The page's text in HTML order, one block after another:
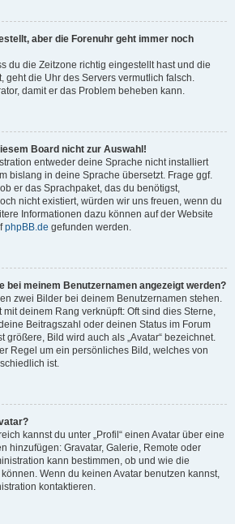
aber die Forenuhr geht immer noch
du die Zeitzone richtig eingestellt hast und die
geht die Uhr des Servers vermutlich falsch.
damit er das Problem beheben kann.
Board nicht zur Auswahl!
entweder deine Sprache nicht installiert
bislang in deine Sprache übersetzt. Frage ggf.
er das Sprachpaket, das du benötigst,
nicht existiert, würden wir uns freuen, wenn du
Informationen dazu können auf der Website
phpBB.de gefunden werden.
bei meinem Benutzernamen angezeigt werden?
zwei Bilder bei deinem Benutzernamen stehen.
mit deinem Rang verknüpft: Oft sind dies Sterne,
Beitragszahl oder deinen Status im Forum
größere, Bild wird auch als „Avatar“ bezeichnet.
Regel um ein persönliches Bild, welches von
ist.
kannst du unter „Profil“ einen Avatar über eine
hinzufügen: Gravatar, Galerie, Remote oder
kann bestimmen, ob und wie die
Wenn du keinen Avatar benutzen kannst,
kontaktieren.